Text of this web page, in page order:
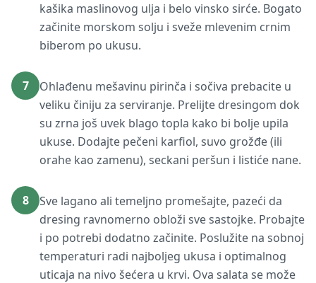
kašika maslinovog ulja i belo vinsko sirće. Bogato
začinite morskom solju i sveže mlevenim crnim
biberom po ukusu.
7
Ohlađenu mešavinu pirinča i sočiva prebacite u
veliku činiju za serviranje. Prelijte dresingom dok
su zrna još uvek blago topla kako bi bolje upila
ukuse. Dodajte pečeni karfiol, suvo grožđe (ili
orahe kao zamenu), seckani peršun i listiće nane.
8
Sve lagano ali temeljno promešajte, pazeći da
dresing ravnomerno obloži sve sastojke. Probajte
i po potrebi dodatno začinite. Poslužite na sobnoj
temperaturi radi najboljeg ukusa i optimalnog
uticaja na nivo šećera u krvi. Ova salata se može